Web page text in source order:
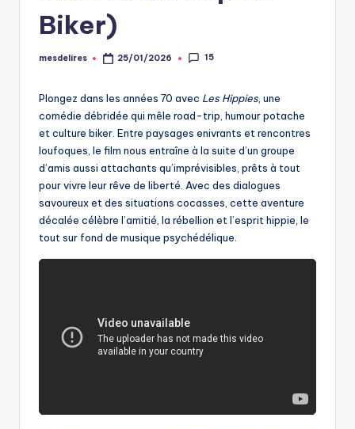
Biker)
Posted
mesdelires 25/01/2026 15
Plongez dans les années 70 avec Les Hippies, une
comédie débridée qui mêle road-trip, humour potache
et culture biker. Entre paysages enivrants et rencontres
loufoques, le film nous entraîne à la suite d’un groupe
d’amis aussi attachants qu’imprévisibles, prêts à tout
pour vivre leur rêve de liberté. Avec des dialogues
savoureux et des situations cocasses, cette aventure
décalée célèbre l’amitié, la rébellion et l’esprit hippie, le
tout sur fond de musique psychédélique.